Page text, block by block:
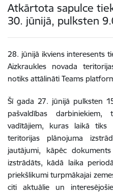
Atkārtota sapulce
30. jūnijā, pulksten
28. jūnijā ikviens interesents
Aizkraukles novada
notiks attālināti Teams
Šī gada 27. jūnijā pulksten
pašvaldības
vadītājiem, kuras laikā tiks
teritorijas plānojuma
jautājumi, kāpēc
izstrādāts, kādā laika
priekšlikumi turpmākajai
citi aktuālie un